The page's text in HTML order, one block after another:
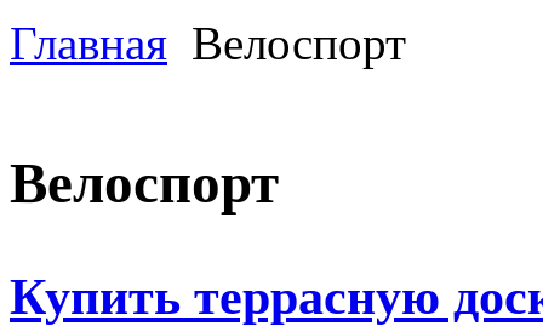
Главная Велоспорт
Велоспорт
Купить террасную